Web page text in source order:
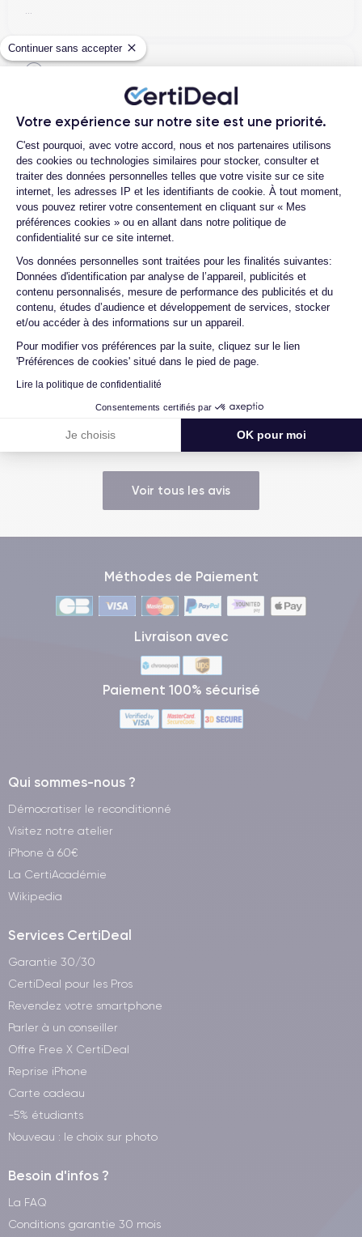
Continuer sans accepter
Votre expérience sur notre site est une priorité.
Plateforme de Gestion du
C'est pourquoi, avec votre accord, nous et nos partenaires utilisons
des cookies ou technologies similaires pour stocker, consulter et
traiter des données personnelles telles que votre visite sur ce site
internet, les adresses IP et les identifiants de cookie. À tout moment,
vous pouvez retirer votre consentement en cliquant sur « Mes
préférences cookies » ou en allant dans notre politique de
confidentialité sur ce site internet.
Vos données personnelles sont traitées pour les finalités suivantes:
Données d'identification par analyse de l’appareil, publicités et
contenu personnalisés, mesure de performance des publicités et du
contenu, études d’audience et développement de services, stocker
et/ou accéder à des informations sur un appareil.
Pour modifier vos préférences par la suite, cliquez sur le lien
'Préférences de cookies' situé dans le pied de page.
Lire la politique de confidentialité
Consentements certifiés par
Je choisis OK pour moi
Axeptio consent
Henri D.
Bonne expérience
Ambroise V.
10/07/26
chez eux et rien à redire, il est nickel. La batterie a été
changée ...
Marc B.
09/07/26
Très bien, service impeccable, satisfait de mon achat. Je
Voir tous les avis
Méthodes de Paiement
Livraison avec
Paiement 100% sécurisé
Qui sommes-nous ?
Démocratiser le reconditionné
Visitez notre atelier
iPhone à 60€
La CertiAcadémie
Wikipedia
Services CertiDeal
Garantie 30/30
CertiDeal pour les Pros
Revendez votre smartphone
Parler à un conseiller
Offre Free X CertiDeal
Reprise iPhone
Carte cadeau
-5% étudiants
Nouveau : le choix sur photo
Besoin d'infos ?
La FAQ
Conditions garantie 30 mois